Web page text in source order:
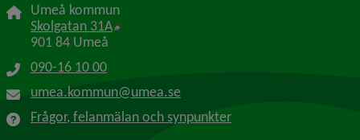
Umeå kommun
Skolgatan 31A Länk till annan webbplats, öppnas i nytt
901 84 Umeå
090-16 10 00
umea.kommun@umea.se
Frågor, felanmälan och synpunkter